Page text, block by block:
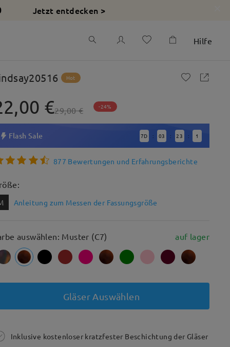
Jetzt entdecken >
Hilfe
Hot
€29,00 € -24%
Flash Sale 7D : 03 : 22 : 59
877 Bewertungen und Erfahrungsberichte
Anleitung zum Messen der Fassungsgröße
auswählen: Muster (C7) auf lager
Gläser Auswählen
Inklusive kostenloser kratzfester Beschichtung der Gläser